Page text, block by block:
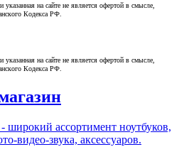
на сайте не является офертой в смысле,
Кодекса РФ.
на сайте не является офертой в смысле,
Кодекса РФ.
широкий ассортимент ноутбуков,
видео-звука, аксессуаров.